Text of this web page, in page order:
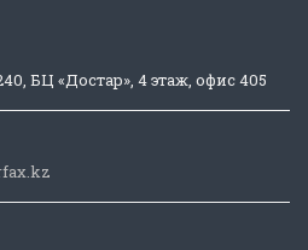
БЦ «Достар», 4 этаж, офис 405